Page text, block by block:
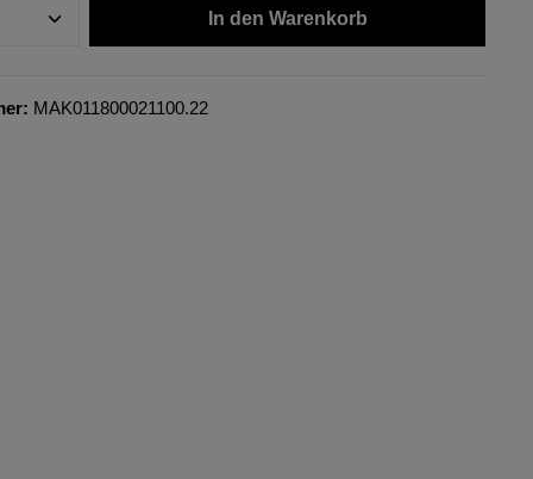
In den Warenkorb
MAK011800021100.22